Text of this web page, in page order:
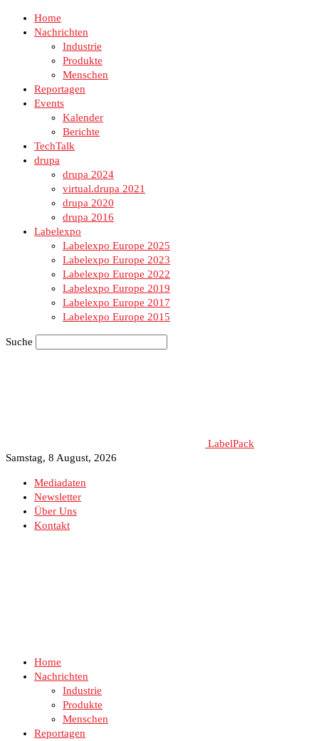
Home
Nachrichten
Industrie
Produkte
Menschen
Reportagen
Events
Kalender
Berichte
TechTalk
drupa
drupa 2024
virtual.drupa 2021
drupa 2020
drupa 2016
Labelexpo
Labelexpo Europe 2025
Labelexpo Europe 2023
Labelexpo Europe 2022
Labelexpo Europe 2019
Labelexpo Europe 2017
Labelexpo Europe 2015
Suche
LabelPack
Samstag, 8 August, 2026
Mediadaten
Newsletter
Über Uns
Kontakt
Home
Nachrichten
Industrie
Produkte
Menschen
Reportagen